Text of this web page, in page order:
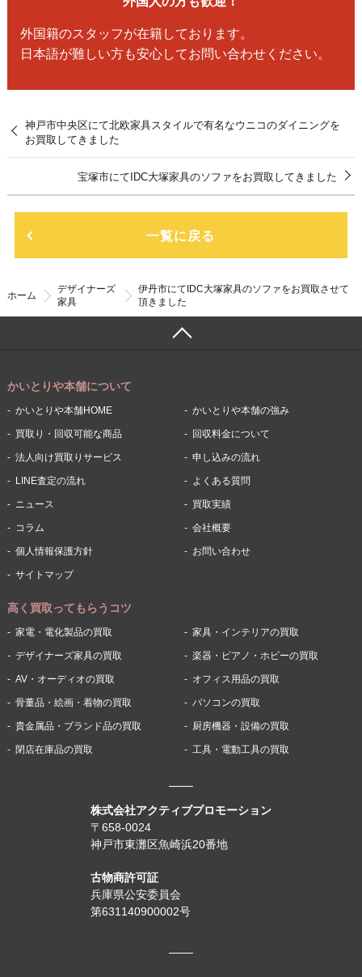
外国籍のスタッフが在籍しております。
日本語が難しい方も安心してお問い合わせください。
神戸市中央区にて北欧家具スタイルで有名なウニコのダイニングを
お買取してきました
宝塚市にてIDC大塚家具のソファをお買取してきました
一覧に戻る
ホーム
デザイナーズ
家具
伊丹市にてIDC大塚家具のソファをお買取させて
頂きました
株式会社アクティブプロモーション
〒658-0024
神戸市東灘区魚崎浜20番地
古物商許可証
兵庫県公安委員会
第631140900002号
かいとりや本舗について
かいとりや本舗HOME かいとりや本舗の強み
買取り・回収可能な商品 回収料金について
法人向け買取りサービス 申し込みの流れ
LINE査定の流れ よくある質問
ニュース 買取実績
コラム 会社概要
個人情報保護方針 お問い合わせ
サイトマップ
高く買取ってもらうコツ
家電・電化製品の買取 家具・インテリアの買取
デザイナーズ家具の買取 楽器・ピアノ・ホビーの買取
AV・オーディオの買取 オフィス用品の買取
骨董品・絵画・着物の買取 パソコンの買取
貴金属品・ブランド品の買取 厨房機器・設備の買取
閉店在庫品の買取 工具・電動工具の買取